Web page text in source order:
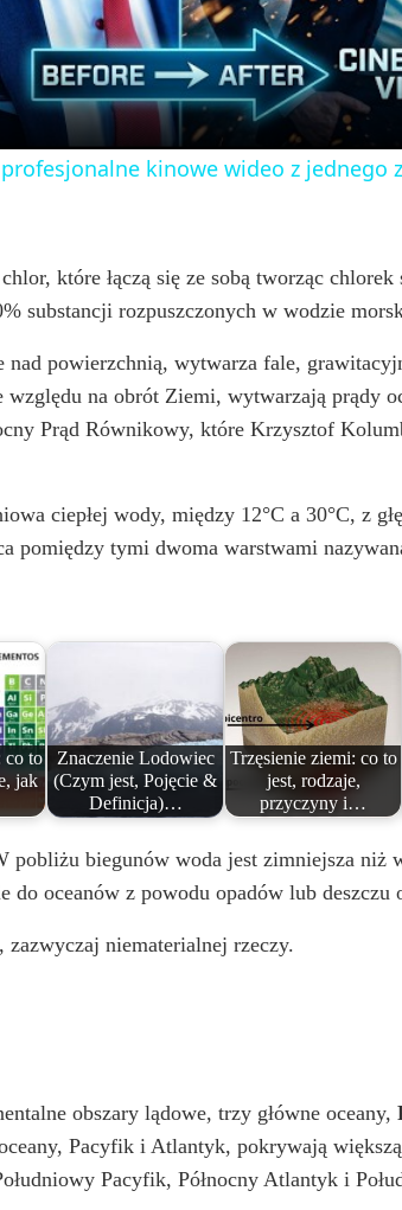
a
y
i
d
e
o
kinowe wideo z jednego
które łączą się ze sobą tworząc
substancji rozpuszczonych w wodzie
powierzchnią, wytwarza fale,
na obrót Ziemi, wytwarzają prądy
Prąd Równikowy, które Krzysztof
ciepłej wody, między 12°C a 30°C, z
pomiędzy tymi dwoma warstwami
co to
jak
Znaczenie Lodowiec
(Czym jest, Pojęcie &
Definicja)…
Trzęsienie ziemi: co to
jest, rodzaje,
przyczyny i…
pobliżu biegunów woda jest zimniejsza
do oceanów z powodu opadów lub deszczu
zazwyczaj niematerialnej rzeczy.
obszary lądowe, trzy główne oceany,
Pacyfik i Atlantyk, pokrywają
Pacyfik, Północny Atlantyk i